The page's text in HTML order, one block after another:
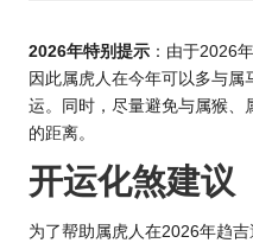
2026年特别提示 ：由于2026
因此属虎人在今年可以多与
运。同时，尽量避免与属猴、
的距离。
开运化煞建议
为了帮助属虎人在2026年趋